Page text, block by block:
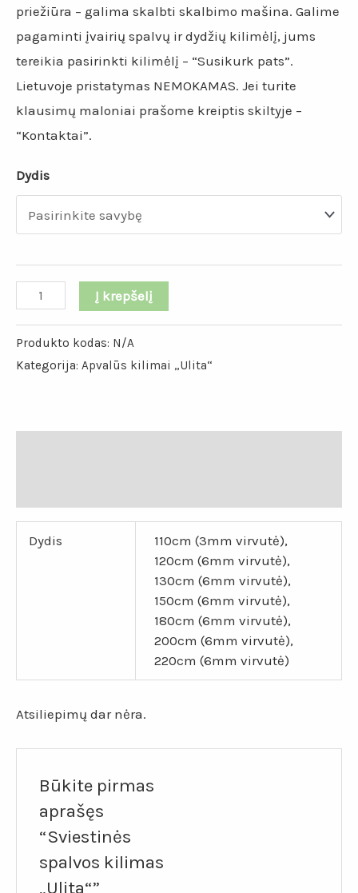
priežiūra – galima skalbti skalbimo mašina. Galime
pagaminti įvairių spalvų ir dydžių kilimėlį, jums
tereikia pasirinkti kilimėlį – “Susikurk pats”.
Lietuvoje pristatymas NEMOKAMAS. Jei turite
klausimų maloniai prašome kreiptis skiltyje –
“Kontaktai”.
Dydis
Į krepšelį
Produkto kodas: N/A
Kategorija: Apvalūs kilimai „Ulita“
Dydis
110cm (3mm virvutė),
120cm (6mm virvutė),
130cm (6mm virvutė),
150cm (6mm virvutė),
180cm (6mm virvutė),
200cm (6mm virvutė),
220cm (6mm virvutė)
Atsiliepimų dar nėra.
Būkite pirmas
aprašęs
“Sviestinės
spalvos kilimas
„Ulita“”